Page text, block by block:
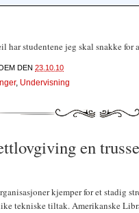
har studentene jeg skal snakke for
DEN 23.10.10
, Undervisning
en
kjemper for et stadig
tekniske tiltak. Amerikanske